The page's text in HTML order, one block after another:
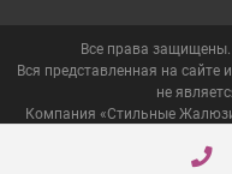
Все права защищены.
Вся представленная на
не
Компания «Стильные